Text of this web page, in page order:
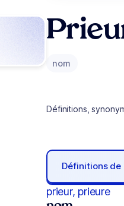
nom
Définitions,
Définitions de
prieur, prieure